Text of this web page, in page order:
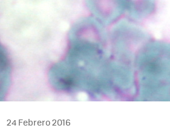
24 Febrero 2016